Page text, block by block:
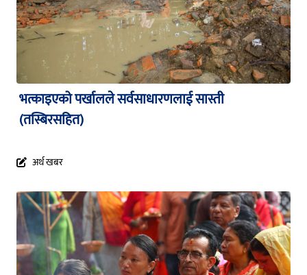
भत्काइएको पर्खालले सर्वसाधारणलाई सास्ती
(तस्बिरसहित)
अर्थ खबर